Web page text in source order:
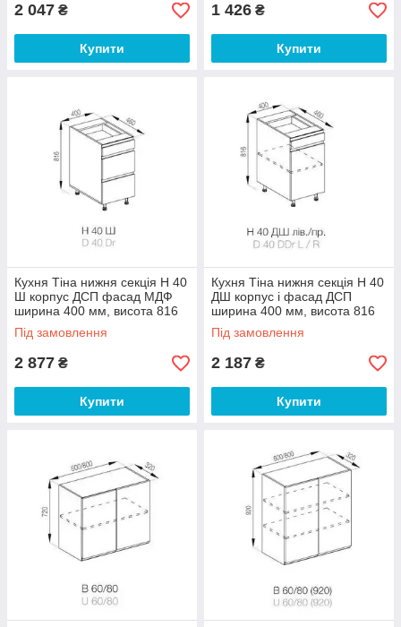
2 047 ₴
Купити
1 426 ₴
Купити
Кухня Тіна нижня секція Н 40
Ш корпус ДСП фасад МДФ
ширина 400 мм, висота 816
мм (Світ Меблів ТМ)
Під замовлення
2 877 ₴
Купити
Кухня Тіна нижня секція Н 40
ДШ корпус і фасад ДСП
ширина 400 мм, висота 816
мм (Світ Меблів ТМ)
Під замовлення
2 187 ₴
Купити